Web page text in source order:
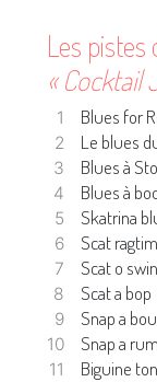
Les
« Cocktail
Blues for
Le blues
Blues à
Blues à
Skatrina
Scat
Scat o
Scat a bop
Snap a
Snap a
Biguine